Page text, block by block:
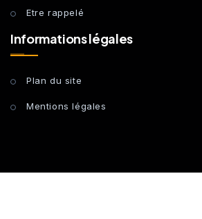
Etre rappelé
Informations légales
Plan du site
Mentions légales